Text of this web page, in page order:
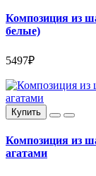
Композиция из
белые)
5497₽
Купить
Композиция из
агатами